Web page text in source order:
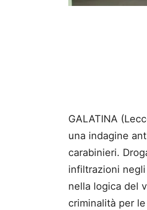
GALATINA
una indagine
carabinieri.
infiltrazioni
nella logica del
criminalità per